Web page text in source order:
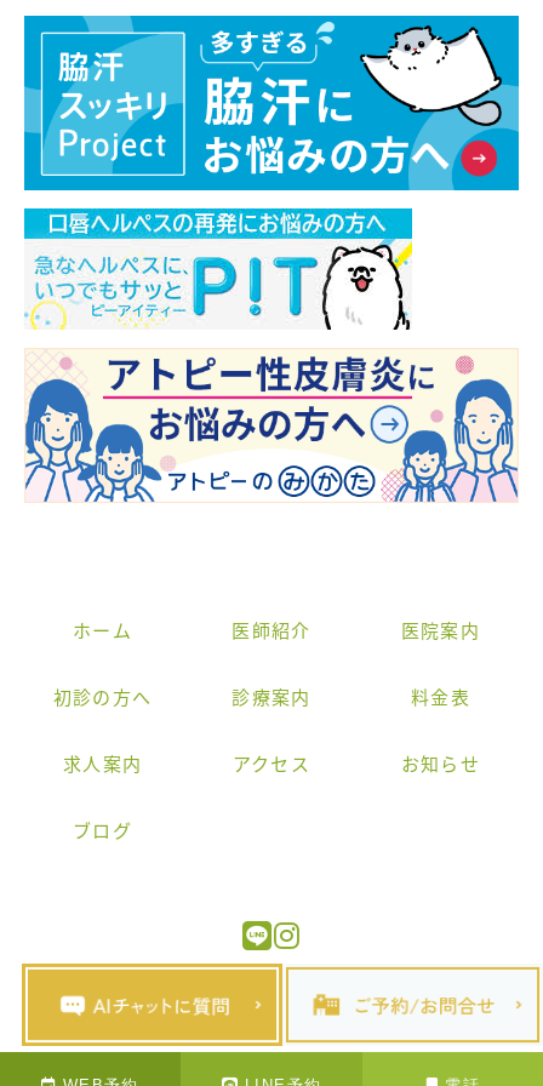
ホーム 医師紹介 医院案内
初診の方へ 診療案内 料金表
求人案内 アクセス お知らせ
ブログ
© ぶん皮膚科クリニック